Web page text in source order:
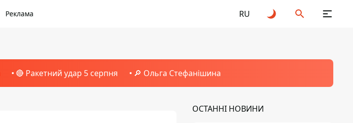
Реклама RU
🔴 Ракетний удар 5 серпня 🔎 Ольга Стефанішина
ОСТАННІ НОВИНИ